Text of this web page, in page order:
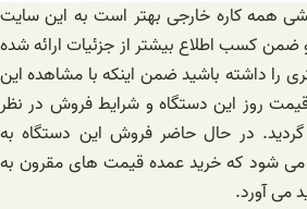
همه کاره خارجی بهتر است به این سایت
ضمن کسب اطلاع بیشتر از جزئیات ارائه شده
تری را داشته باشید ضمن اینکه با مشاهده این
روز این دستگاه و شرایط فروش در نظر
در حال حاضر فروش این دستگاه به
شود که خرید عمده قیمت های مقرون به
می آورد.